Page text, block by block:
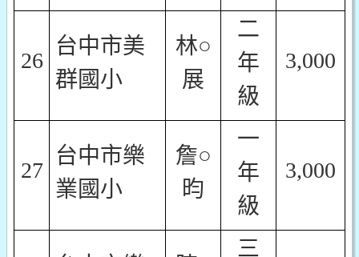
26
台中市美
群國小
林○
展
二
年
級
3,000
27
台中市樂
業國小
詹○
昀
一
年
級
3,000
三